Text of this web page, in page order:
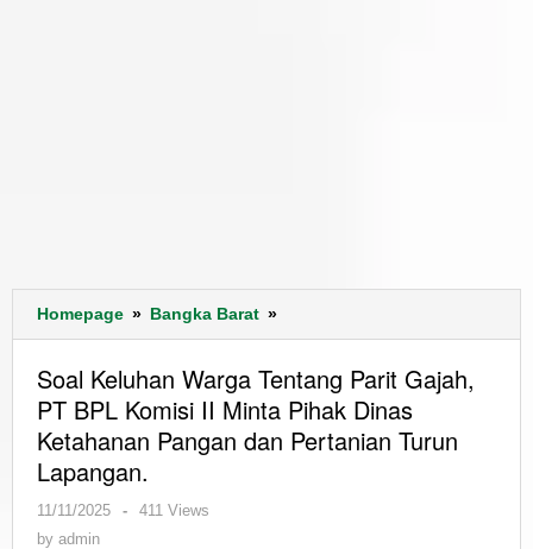
Homepage » Bangka Barat »
Keluhan
Tentang
Parit
Gajah,
Soal Keluhan Warga Tentang Parit Gajah,
PT BPL Komisi II Minta Pihak Dinas
Ketahanan Pangan dan Pertanian Turun
Lapangan.
11/11/2025
by
-
411 Views
by admin